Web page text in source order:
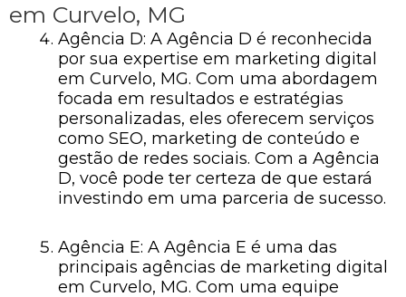
em Curvelo, MG
Agência D: A Agência D é reconhecida
por sua expertise em marketing digital
em Curvelo, MG. Com uma abordagem
focada em resultados e estratégias
personalizadas, eles oferecem serviços
como SEO, marketing de conteúdo e
gestão de redes sociais. Com a Agência
D, você pode ter certeza de que estará
investindo em uma parceria de sucesso.
Agência E: A Agência E é uma das
principais agências de marketing digital
em Curvelo, MG. Com uma equipe